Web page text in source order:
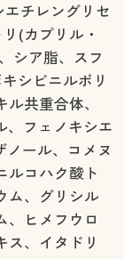
チレングリセ
(カプリル・
シア脂、スフ
シビニルポリ
共重合体、
、フェノキシエ
ール、コメヌ
ルコハク酸ト
ム、グリシル
、ヒメフウロ
ス、イタドリ